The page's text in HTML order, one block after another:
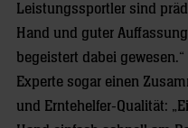
Leistungssportler sind
Hand und guter
begeistert dabei
Experte sogar einen
und Erntehelfer-Qualität: